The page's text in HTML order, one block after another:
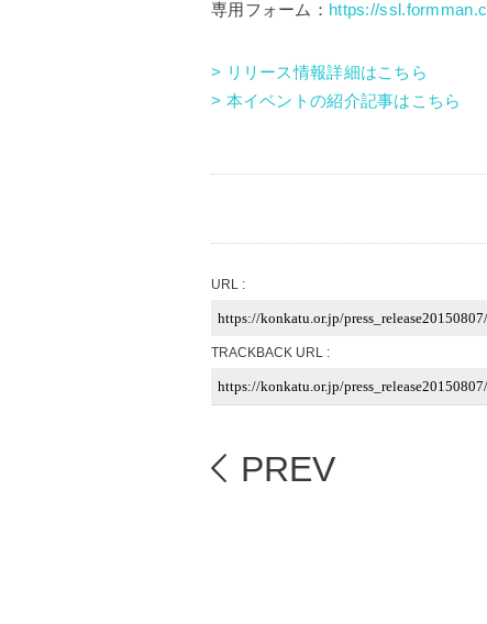
専用フォーム： https://
> リリース情報詳細はこちら
> 本イベントの紹介記事はこちら
URL :
TRACKBACK URL :
PREV